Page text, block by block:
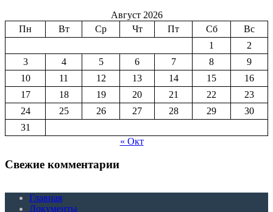
Август 2026
Пн
Вт Ср Чт Пт Сб
Вс
1
2
3
4 5 6 7 8
9
10
11 12 13 14 15
16
17
18 19 20 21 22
23
24
25 26 27 28 29
30
31
« Окт
Свежие комментарии
Главная
Документы